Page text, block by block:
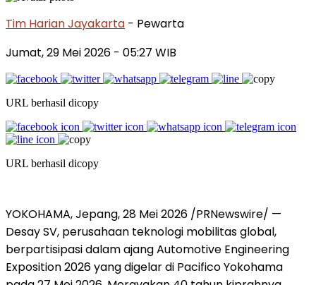
Tim Harian Jayakarta - Pewarta
Jumat, 29 Mei 2026 - 05:27 WIB
URL berhasil dicopy
URL berhasil dicopy
YOKOHAMA, Jepang, 28 Mei 2026 /PRNewswire/ —
Desay SV, perusahaan teknologi mobilitas global,
berpartisipasi dalam ajang Automotive Engineering
Exposition 2026 yang digelar di Pacifico Yokohama